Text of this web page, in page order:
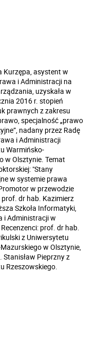
Kurzępa, asystent w
i Administracji na
uzyskała w
2016 r. stopień
prawnych z zakresu
specjalność „prawo
nadany przez Radę
i Administracji
Warmińsko-
w Olsztynie. Temat
"Stany
w systemie prawa
w przewodzie
dr hab. Kazimierz
Szkoła Informatyki,
i Administracji w
prof. dr hab.
z Uniwersytetu
w Olsztynie,
Stanisław Pieprzny z
Rzeszowskiego.